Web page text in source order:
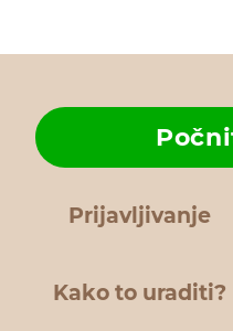
Prijavljivanje
Kako to uraditi?